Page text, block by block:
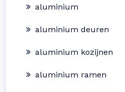
aluminium
aluminium deuren
aluminium kozijnen
aluminium ramen